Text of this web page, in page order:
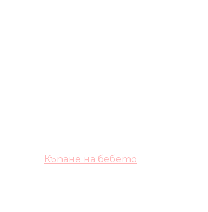
Къпане на бебето